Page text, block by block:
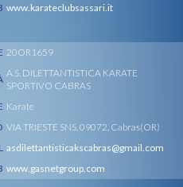
www.karateclubsassari.it
20OR1659
A.S. DILETTANTISTICA KARATE
SPORTIVO CABRAS
Karate
VIA TRIESTE SNS, 09072, Cabras(OR)
asdilettantisticakscabras@gmail.com
www.gasnetgroup.com